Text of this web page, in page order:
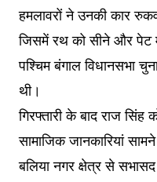
हमलावरों ने उनकी कार
जिसमें रथ को सीने और पेट में
पश्चिम बंगाल विधानसभा
थी।
गिरफ्तारी के बाद राज
सामाजिक जानकारियां
बलिया नगर क्षेत्र से